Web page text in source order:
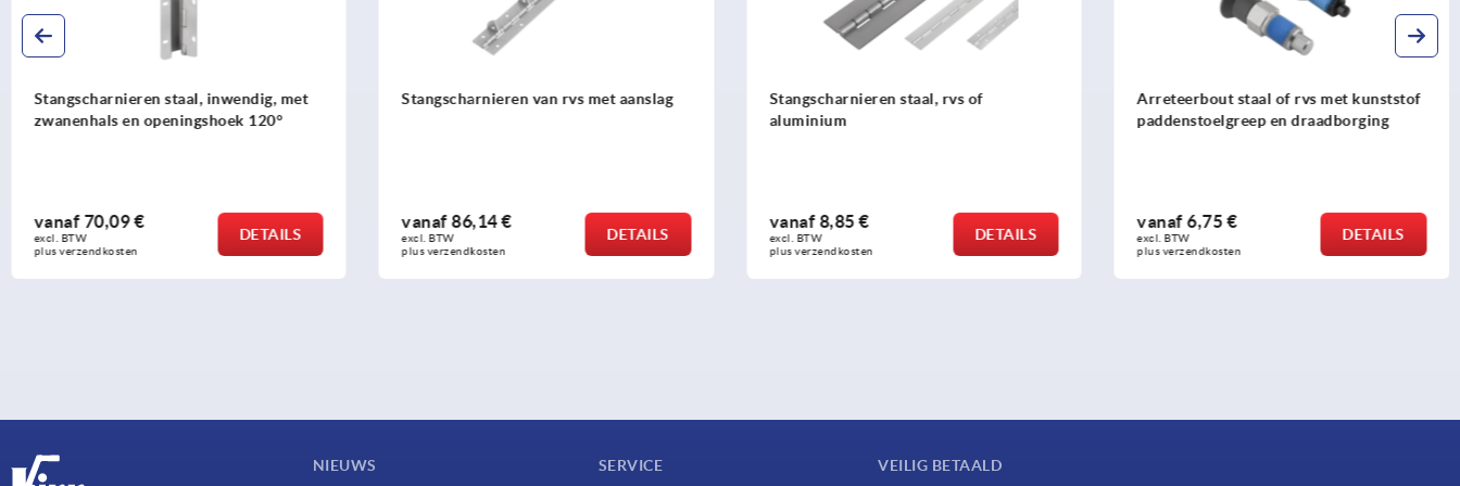
Stangscharnieren staal, inwendig, met
zwanenhals en openingshoek 120°
vanaf70,09 €
excl. BTW
plus verzendkosten
DETAILS
Stangscharnieren van rvs met aanslag
vanaf86,14 €
excl. BTW
plus verzendkosten
DETAILS
Stangscharnieren staal, rvs of
aluminium
vanaf8,85 €
excl. BTW
plus verzendkosten
DETAILS
Arreteerbout staal of rvs met kunststof
paddenstoelgreep en draadborging
vanaf6,75 €
excl. BTW
plus verzendkosten
DETAILS
NIEUWS SERVICE VEILIG BETAALD